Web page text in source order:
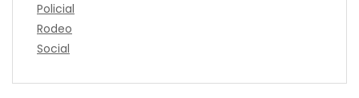
Policial
Rodeo
Social